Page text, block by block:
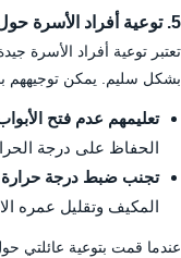
5. توعية أفراد الأسرة حول الاستخدام الصحيح
تعتبر توعية أفراد الأسرة
بشكل سليم. يمكن توجيههم
تعليمهم عدم فتح
الحفاظ على درجة
تجنب ضبط درجة
المكيف وتقليل عمره
عندما قمت بتوعية عائلتي